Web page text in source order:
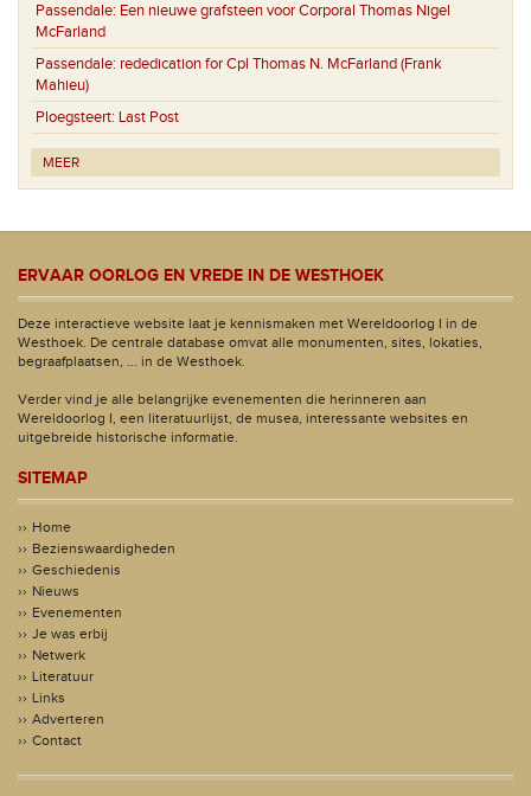
Passendale: Een nieuwe grafsteen voor Corporal Thomas Nigel
McFarland
Passendale: rededication for Cpl Thomas N. McFarland (Frank
Mahieu)
Ploegsteert: Last Post
MEER
ERVAAR OORLOG EN VREDE IN DE WESTHOEK
Deze interactieve website laat je kennismaken met Wereldoorlog I in de
Westhoek. De centrale database omvat alle monumenten, sites, lokaties,
begraafplaatsen, ... in de Westhoek.
Verder vind je alle belangrijke evenementen die herinneren aan
Wereldoorlog I, een literatuurlijst, de musea, interessante websites en
uitgebreide historische informatie.
SITEMAP
Home
Bezienswaardigheden
Geschiedenis
Nieuws
Evenementen
Je was erbij
Netwerk
Literatuur
Links
Adverteren
Contact